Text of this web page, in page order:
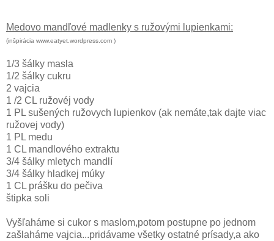
Medovo mandľové madlenky s ružovými lupienkami:
(inšpirácia www.eatyet.wordpress.com )
1/3 šálky masla
1/2 šálky cukru
2 vajcia
1 /2 CL ružovéj vody
1 PL sušených ružovych lupienkov (ak nemáte,tak dajte viac
ružovej vody)
1 PL medu
1 CL mandlového extraktu
3/4 šálky mletych mandlí
3/4 šálky hladkej múky
1 CL prášku do pečiva
štipka soli
Vyšľaháme si cukor s maslom,potom postupne po jednom
zašlaháme vajcia...pridávame všetky ostatné prísady,a ako